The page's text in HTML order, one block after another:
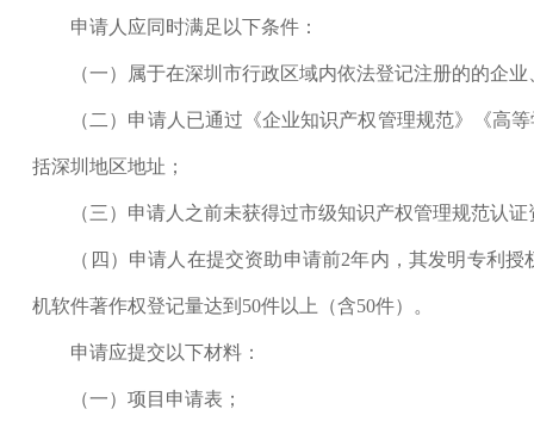
申请人应同时满足以下条件：
（一）属于在深圳市行政区域内依法登记注册的的企业
（二）申请人已通过《企业知识产权管理规范》《高等
括深圳地区地址；
（三）申请人之前未获得过市级知识产权管理规范认证
（四）申请人在提交资助申请前2年内，其发明专利授
机软件著作权登记量达到50件以上（含50件）。
申请应提交以下材料：
（一）项目申请表；